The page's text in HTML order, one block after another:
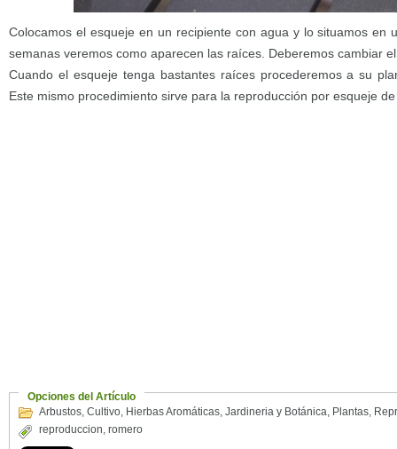
Colocamos el esqueje en un recipiente con agua y lo situamos en
semanas veremos como aparecen las raíces. Deberemos cambiar
Cuando el esqueje tenga bastantes raíces procederemos a su
Este mismo procedimiento sirve para la reproducción por esqueje
Opciones del Artículo
Arbustos, Cultivo, Hierbas Aromáticas, Jardineria y Botánica, Plantas,
reproduccion, romero